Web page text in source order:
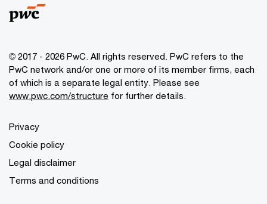
© 2017 - 2026 PwC. All rights reserved. PwC refers to the
PwC network and/or one or more of its member firms, each
of which is a separate legal entity. Please see
www.pwc.com/structure for further details.
Privacy
Cookie policy
Legal disclaimer
Terms and conditions